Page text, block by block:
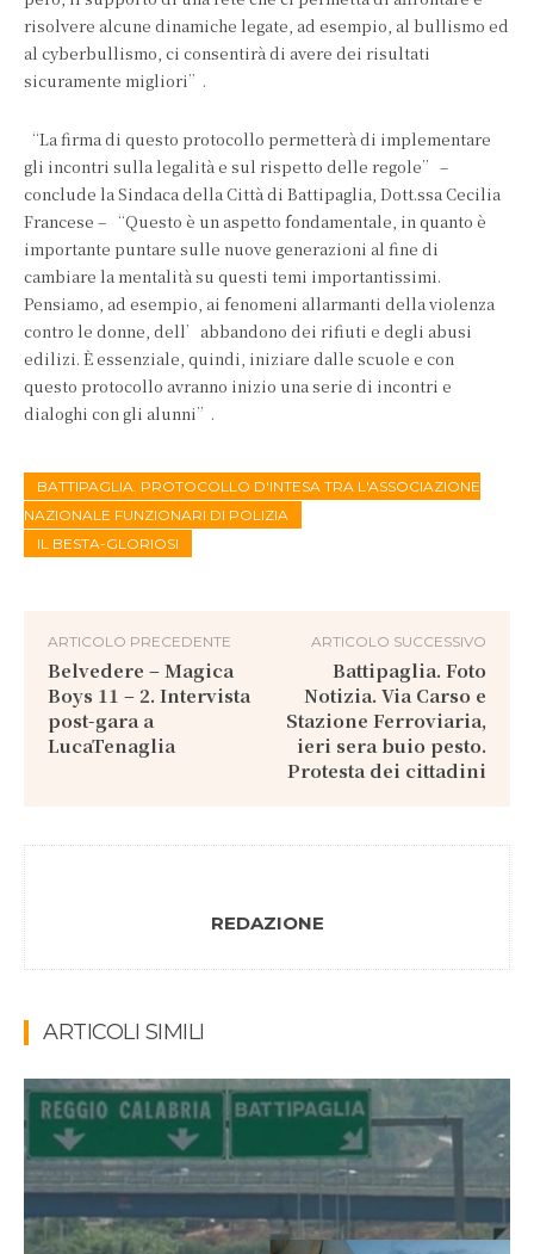
risolvere alcune dinamiche legate, ad esempio, al bullismo ed
al cyberbullismo, ci consentirà di avere dei risultati
sicuramente migliori”.
“La firma di questo protocollo permetterà di implementare
gli incontri sulla legalità e sul rispetto delle regole” –
conclude la Sindaca della Città di Battipaglia, Dott.ssa Cecilia
Francese – “Questo è un aspetto fondamentale, in quanto è
importante puntare sulle nuove generazioni al fine di
cambiare la mentalità su questi temi importantissimi.
Pensiamo, ad esempio, ai fenomeni allarmanti della violenza
contro le donne, dell’abbandono dei rifiuti e degli abusi
edilizi. È essenziale, quindi, iniziare dalle scuole e con
questo protocollo avranno inizio una serie di incontri e
dialoghi con gli alunni”.
BATTIPAGLIA. PROTOCOLLO D'INTESA TRA L'ASSOCIAZIONE
NAZIONALE FUNZIONARI DI POLIZIA
IL BESTA-GLORIOSI
ARTICOLO PRECEDENTE
Belvedere – Magica
Boys 11 – 2. Intervista
post-gara a
LucaTenaglia
ARTICOLO SUCCESSIVO
Battipaglia. Foto
Notizia. Via Carso e
Stazione Ferroviaria,
ieri sera buio pesto.
Protesta dei cittadini
REDAZIONE
ARTICOLI SIMILI